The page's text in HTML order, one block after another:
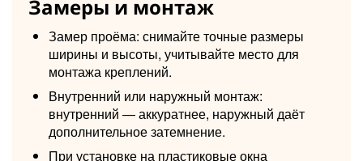
Замеры и монтаж
Замер проёма: снимайте точные размеры
ширины и высоты, учитывайте место для
монтажа креплений.
Внутренний или наружный монтаж:
внутренний — аккуратнее, наружный даёт
дополнительное затемнение.
При установке на пластиковые окна